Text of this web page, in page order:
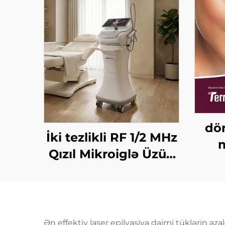
İki tezlikli RF 1/2 MHz
Qızıl Mikroiglə Üzün
Ən effektiv laser epilyasiya daimi tüklərin